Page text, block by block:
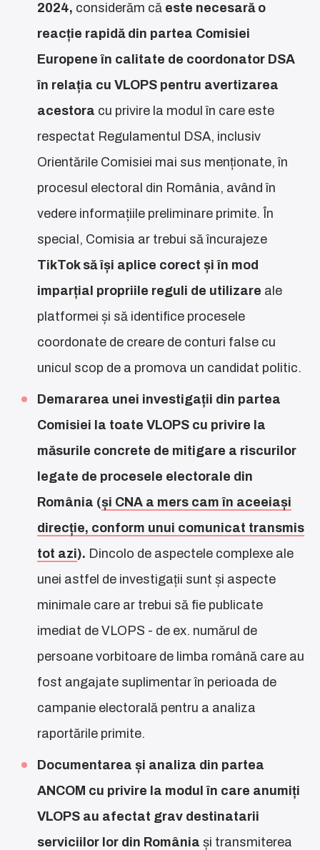
2024, considerăm că este necesară o
reacție rapidă din partea Comisiei
Europene în calitate de coordonator DSA
în relația cu VLOPS pentru avertizarea
acestora cu privire la modul în care este
respectat Regulamentul DSA, inclusiv
Orientările Comisiei mai sus menționate, în
procesul electoral din România, având în
vedere informațiile preliminare primite. În
special, Comisia ar trebui să încurajeze
TikTok să își aplice corect și în mod
imparțial propriile reguli de utilizare ale
platformei și să identifice procesele
coordonate de creare de conturi false cu
unicul scop de a promova un candidat politic.
Demararea unei investigații din partea
Comisiei la toate VLOPS cu privire la
măsurile concrete de mitigare a riscurilor
legate de procesele electorale din
România (și CNA a mers cam în aceeiași
direcție, conform unui comunicat transmis
tot azi). Dincolo de aspectele complexe ale
unei astfel de investigații sunt și aspecte
minimale care ar trebui să fie publicate
imediat de VLOPS - de ex. numărul de
persoane vorbitoare de limba română care au
fost angajate suplimentar în perioada de
campanie electorală pentru a analiza
raportările primite.
Documentarea și analiza din partea
ANCOM cu privire la modul în care anumiți
VLOPS au afectat grav destinatarii
serviciilor lor din România și transmiterea